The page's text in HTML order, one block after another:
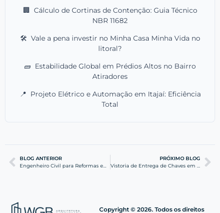
🏢
Cálculo de Cortinas de Contenção: Guia Técnico
NBR 11682
🛠️ Vale a pena investir no Minha Casa Minha Vida no
litoral?
🧱 Estabilidade Global em Prédios Altos no Bairro
Atiradores
📍 Projeto Elétrico e Automação em Itajaí: Eficiência
Total
BLOG ANTERIOR
Engenheiro Civil para Reformas em Navegantes: Segurança
PRÓXIMO BLOG
Vistoria de Entrega de Chaves em Navegantes: Guia Técnico
Copyright © 2026. Todos os direitos